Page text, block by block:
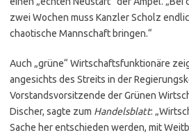
zwei Wochen muss Kanzler Scholz
chaotische Mannschaft bringen.“
Auch „grüne“ Wirtschaftsfunktionäre
angesichts des Streits in der
Vorstandsvorsitzende der Grünen
Discher, sagte zum Handelsblatt:
Sache her entschieden werden, mit